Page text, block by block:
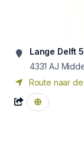
Lange Delft 5
4331 AJ
Route naar